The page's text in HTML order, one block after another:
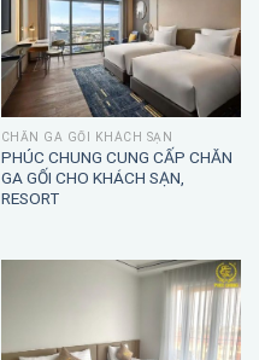
CHĂN GA GỐI KHÁCH SẠN
PHÚC CHUNG CUNG CẤP CHĂN
GA GỐI CHO KHÁCH SẠN,
RESORT